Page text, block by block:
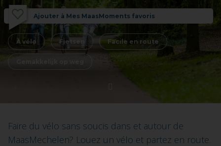
Ajouter à Mes MaasMoments favoris
À vélo Fietsen Facile en route
Faire du vélo sans soucis dans et autour de
MaasMechelen? Louez un vélo et partez en route.